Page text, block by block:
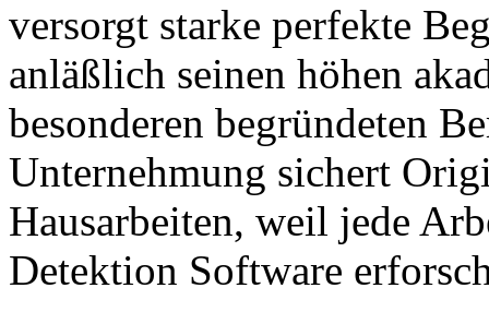
versorgt starke perfekte
anläßlich seinen höhen
besonderen begründeten
Unternehmung sichert
Hausarbeiten, weil jede
Detektion Software